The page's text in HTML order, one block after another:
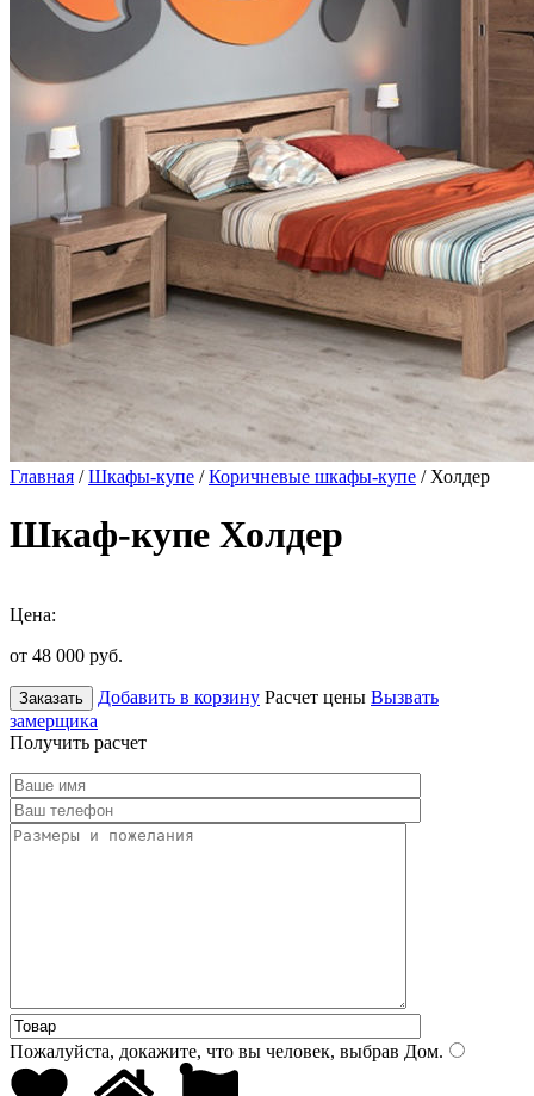
Главная /Шкафы-купе /Коричневые шкафы-купе / Холдер
Шкаф-купе Холдер
Цена:
от 48 000 руб.
Заказать Добавить в корзину Расчет цены Вызвать
замерщика
Получить расчет
Пожалуйста, докажите, что вы человек, выбрав Дом.